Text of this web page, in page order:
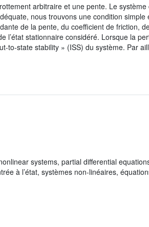
arbitraire et une pente. Le système
nous trouvons une condition simple
de la pente, du coefficient de friction,
l’état stationnaire considéré. Lorsque la
to-state stability » (ISS) du système. Par
systems, partial differential
à l’état, systèmes non-linéaires,